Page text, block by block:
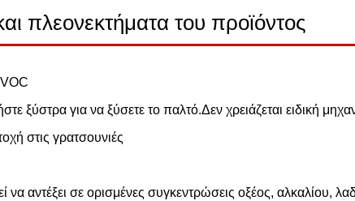
πλεονεκτήματα του προϊόντος
ξύστρα για να ξύσετε το παλτό.Δεν χρειάζεται ειδική
στις γρατσουνιές
να αντέξει σε ορισμένες συγκεντρώσεις οξέος, αλκαλίου,